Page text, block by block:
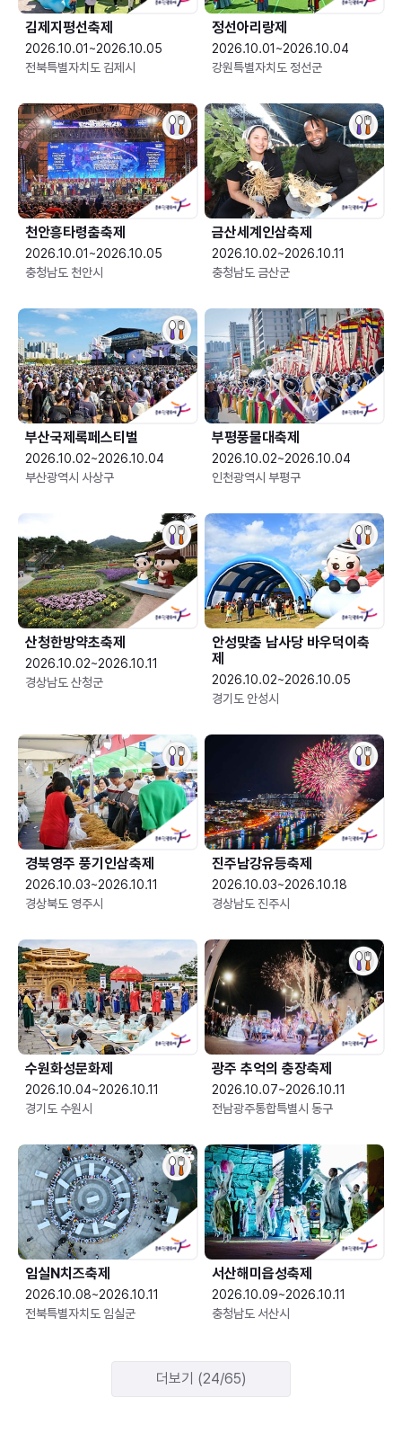
김제지평선축제
2026.10.01~2026.10.05
전북특별자치도 김제시
정선아리랑제
2026.10.01~2026.10.04
강원특별자치도 정선군
천안흥타령춤축제
2026.10.01~2026.10.05
충청남도 천안시
금산세계인삼축제
2026.10.02~2026.10.11
충청남도 금산군
부산국제록페스티벌
2026.10.02~2026.10.04
부산광역시 사상구
부평풍물대축제
2026.10.02~2026.10.04
인천광역시 부평구
산청한방약초축제
2026.10.02~2026.10.11
경상남도 산청군
안성맞춤 남사당 바우덕이축
제
2026.10.02~2026.10.05
경기도 안성시
경북영주 풍기인삼축제
2026.10.03~2026.10.11
경상북도 영주시
진주남강유등축제
2026.10.03~2026.10.18
경상남도 진주시
수원화성문화제
2026.10.04~2026.10.11
경기도 수원시
광주 추억의 충장축제
2026.10.07~2026.10.11
전남광주통합특별시 동구
임실N치즈축제
2026.10.08~2026.10.11
전북특별자치도 임실군
서산해미읍성축제
2026.10.09~2026.10.11
충청남도 서산시
더보기 (24/65)